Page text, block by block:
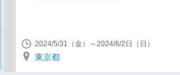
2024/5/31（金）～2024/6/2日（日）
東京都